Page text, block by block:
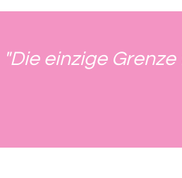
"Die einzige